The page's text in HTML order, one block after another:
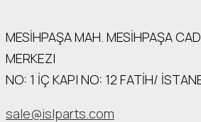
MESİHPAŞA МАН. MESİHPAŞA
MERKEZI
NO: 1 İÇ КАРI NO: 12 FATİH/
sale@islparts.com